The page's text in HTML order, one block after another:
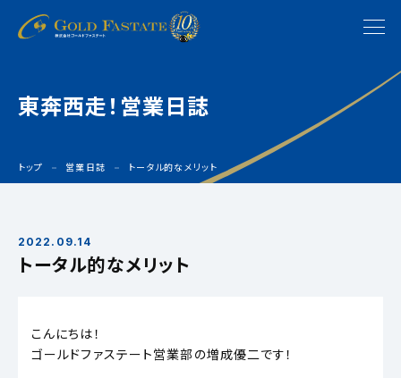
東奔西走！営業日誌
トップ 営業日誌 トータル的なメリット
2022.09.14
トータル的なメリット
こんにちは！
ゴールドファステート営業部の増成優二です！